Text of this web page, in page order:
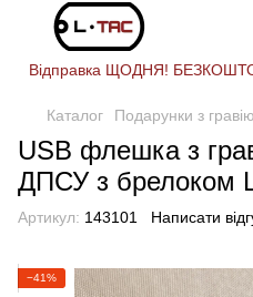
Відправка ЩОДНЯ!
Каталог Подарунки з
USB флешка з
ДПСУ з брелоком
Артикул: 143101 Написати
−41%